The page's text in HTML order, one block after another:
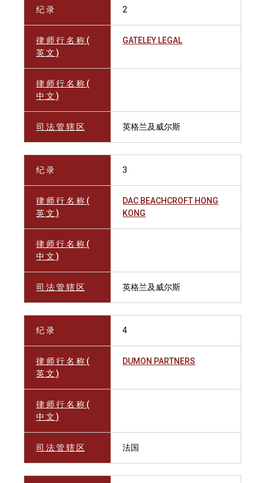
纪 录 2
律 师 行 名 称 (
英 文 )
GATELEY LEGAL
律 师 行 名 称 (
中 文 )
司 法 管 辖 区 英格兰及威尔斯
纪 录 3
律 师 行 名 称 (
英 文 )
DAC BEACHCROFT HONG
KONG
律 师 行 名 称 (
中 文 )
司 法 管 辖 区 英格兰及威尔斯
纪 录 4
律 师 行 名 称 (
英 文 )
DUMON PARTNERS
律 师 行 名 称 (
中 文 )
司 法 管 辖 区 法国